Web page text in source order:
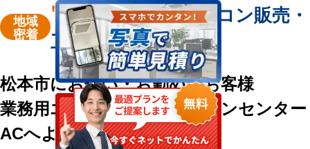
地域
密着
"松本市"業務用エアコン販売・
工事を承ります
松本市にお住い・お勤めのお客様
業務用エアコン専門店エアコンセンター
ACへようこそ